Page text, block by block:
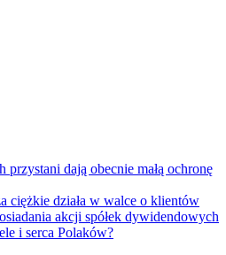
dają obecnie małą ochronę
ciężkie działa w walce o klientów
akcji spółek dywidendowych
i serca Polaków?